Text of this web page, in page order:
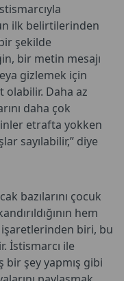
ilk belirtilerinden
şekilde
bir metin mesajı
gizlemek için
Daha az
daha çok
etrafta yokken
sayılabilir,” diye
bazılarını çocuk
hem
biri, bu
İstismarcı ile
şey yapmış gibi